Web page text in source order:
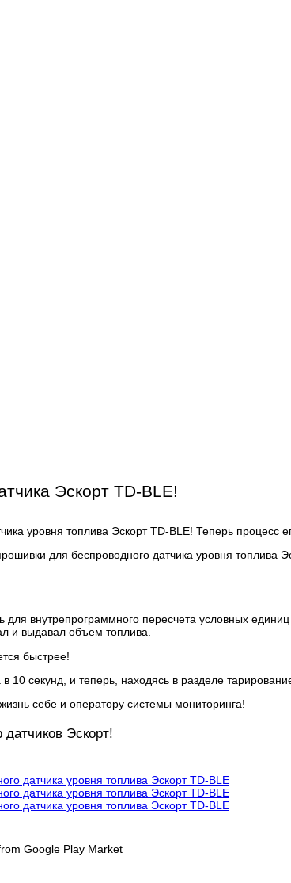
Эскорт ТD-BLE!
уровня топлива Эскорт TD-BLE! Теперь процесс
для внутрепрограммного пересчета условных
и выдавал объем топлива.
быстрее!
секунд, и теперь, находясь в разделе
себе и оператору системы мониторинга!
Эскорт!
Google Play Market